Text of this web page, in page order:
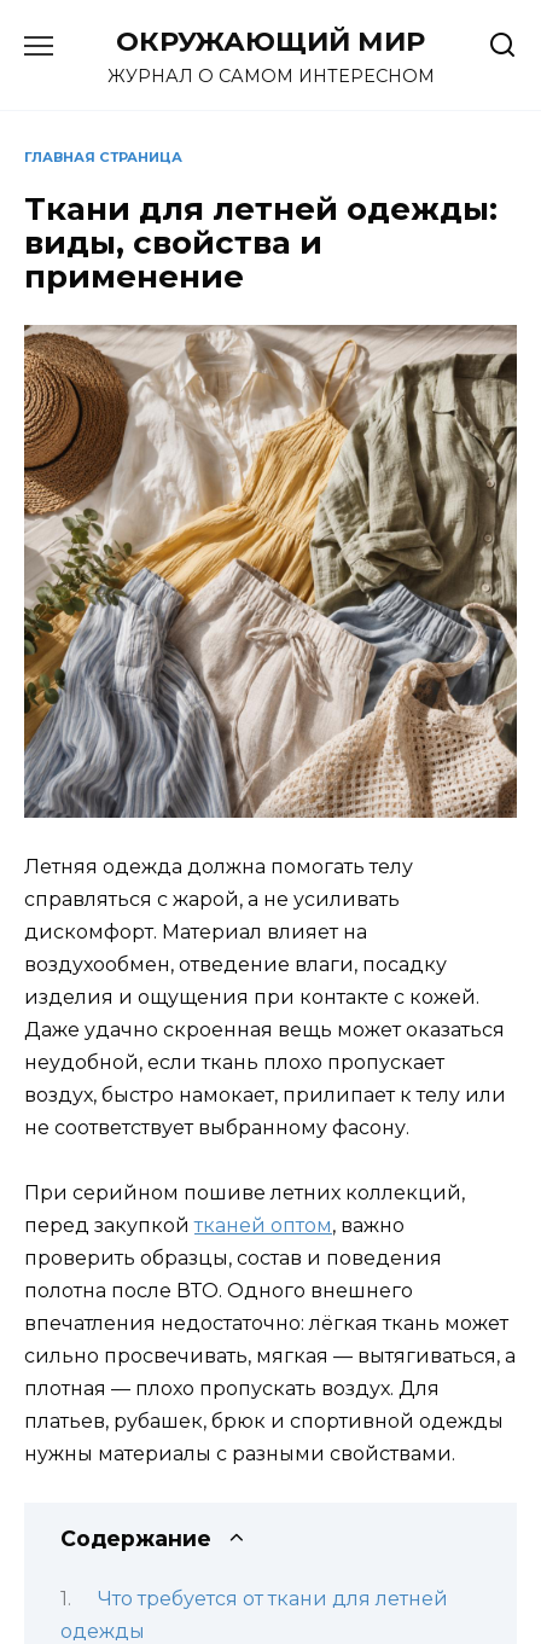
содержанию
ОКРУЖАЮЩИЙ МИР
ЖУРНАЛ О САМОМ ИНТЕРЕСНОМ
ГЛАВНАЯ СТРАНИЦА
Ткани для летней одежды:
виды, свойства и
применение
Летняя одежда должна помогать телу
справляться с жарой, а не усиливать
дискомфорт. Материал влияет на
воздухообмен, отведение влаги, посадку
изделия и ощущения при контакте с кожей.
Даже удачно скроенная вещь может оказаться
неудобной, если ткань плохо пропускает
воздух, быстро намокает, прилипает к телу или
не соответствует выбранному фасону.
При серийном пошиве летних коллекций,
перед закупкойтканей оптом, важно
проверить образцы, состав и поведения
полотна после ВТО. Одного внешнего
впечатления недостаточно: лёгкая ткань может
сильно просвечивать, мягкая — вытягиваться, а
плотная — плохо пропускать воздух. Для
платьев, рубашек, брюк и спортивной одежды
нужны материалы с разными свойствами.
Содержание
Что требуется от ткани для летней
одежды